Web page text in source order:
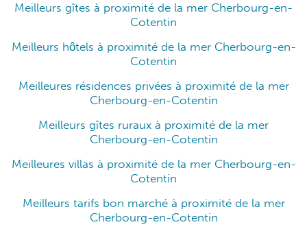
Meilleurs gîtes à proximité de la mer Cherbourg-en-
Cotentin
Meilleurs hôtels à proximité de la mer Cherbourg-en-
Cotentin
Meilleures résidences privées à proximité de la mer
Cherbourg-en-Cotentin
Meilleurs gîtes ruraux à proximité de la mer
Cherbourg-en-Cotentin
Meilleures villas à proximité de la mer Cherbourg-en-
Cotentin
Meilleurs tarifs bon marché à proximité de la mer
Cherbourg-en-Cotentin